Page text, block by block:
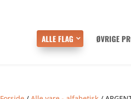
ALLE FLAG ØVRIGE